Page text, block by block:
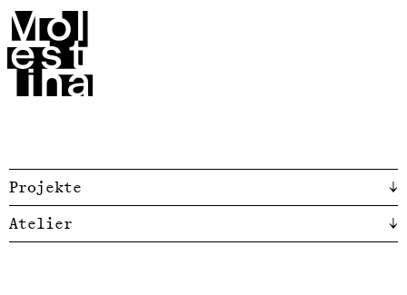
Molestina
Projekte
↓
Atelier
↓